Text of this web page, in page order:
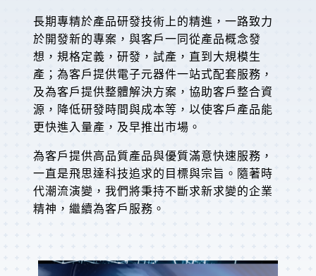
長期專精於產品研發技術上的精進，一路致力
於開發新的專案，與客戶一同從產品概念發
想，規格定義，研發，試產，直到大規模生
產；為客戶提供電子元器件一站式配套服務，
及為客戶提供整體解決方案，協助客戶整合資
源，降低研發時間與成本等，以使客戶產品能
更快進入量產，及早推出市場。
為客戶提供高品質產品與優質滿意快速服務，
一直是飛思達科技追求的目標與宗旨。隨著時
代潮流演變，我們將秉持不斷求新求變的企業
精神，繼續為客戶服務。